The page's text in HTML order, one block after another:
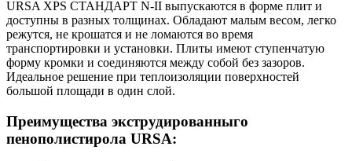
URSA XPS СТАНДАРТ N-II выпускаются в форме плит и
доступны в разных толщинах. Обладают малым весом, легко
режутся, не крошатся и не ломаются во время
транспортировки и установки. Плиты имеют ступенчатую
форму кромки и соединяются между собой без зазоров.
Идеальное решение при теплоизоляции поверхностей
большой площади в один слой.
Преимущества экструдированныго
пенополистирола URSA: